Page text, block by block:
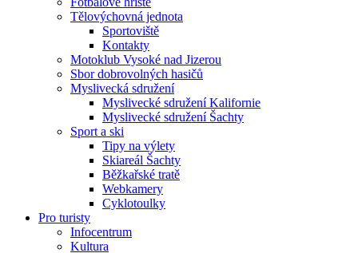
Tělovýchovná jednota
Sportoviště
Kontakty
Motoklub Vysoké nad Jizerou
Sbor dobrovolných hasičů
Myslivecká sdružení
Myslivecké sdružení Kalifornie
Myslivecké sdružení Šachty
Sport a ski
Tipy na výlety
Skiareál Šachty
Běžkařské tratě
Webkamery
Cyklotoulky
Pro turisty
Infocentrum
Kultura